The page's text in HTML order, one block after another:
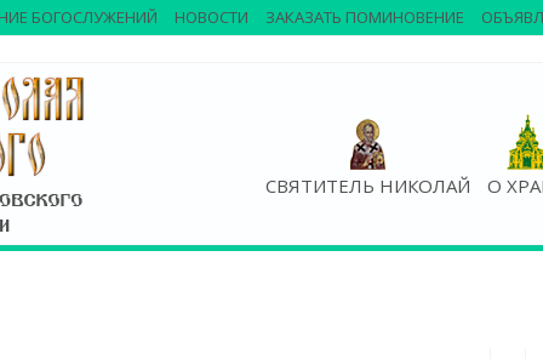
СВЯТИТЕЛЬ НИКОЛАЙ О
БОГОСЛУЖЕНИЙ НОВОСТИ ЗАКАЗАТЬ ПОМИНОВЕНИЕ